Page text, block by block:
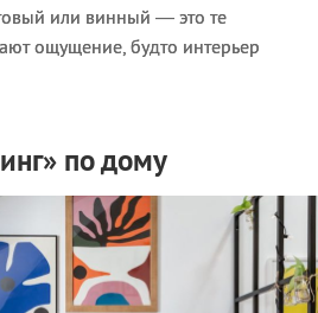
или винный — это те
ощущение, будто интерьер
по дому